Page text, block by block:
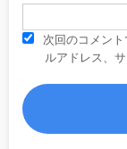
次回のコメン
ルアドレス、